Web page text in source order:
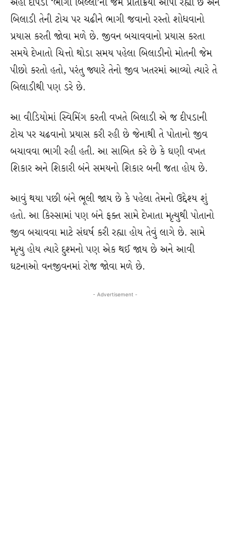
અહીં દીપડો ‘ભીગી બિલ્લી’ની જેમ પ્રતિક્રિયા આપી રહ્યો છે અને
બિલાડી તેની ટોચ પર ચઢીને ભાગી જવાનો રસ્તો શોધવાનો
પ્રયાસ કરતી જોવા મળે છે. જીવન બચાવવાનો પ્રયાસ કરતા
સમયે દેખાતો ચિત્તો થોડા સમય પહેલા બિલાડીનો મોતની જેમ
પીછો કરતો હતો, પરંતુ જ્યારે તેનો જીવ ખતરમાં આવ્યો ત્યારે તે
બિલાડીથી પણ ડરે છે.
આ વીડિયોમાં સ્વિમિંગ કરતી વખતે બિલાડી એ જ દીપડાની
ટોચ પર ચઢવાનો પ્રયાસ કરી રહી છે જેનાથી તે પોતાનો જીવ
બચાવવા ભાગી રહી હતી. આ સાબિત કરે છે કે ઘણી વખત
શિકાર અને શિકારી બંને સમયનો શિકાર બની જતા હોય છે.
આવું થયા પછી બંને ભૂલી જાય છે કે પહેલા તેમનો ઉદ્દેશ્ય શું
હતો. આ કિસ્સામાં પણ બંને ફક્ત સામે દેખાતા મૃત્યુથી પોતાનો
જીવ બચાવવા માટે સંઘર્ષ કરી રહ્યા હોય તેવું લાગે છે. સામે
મૃત્યુ હોય ત્યારે દુશ્મનો પણ એક થઈ જાય છે અને આવી
ઘટનાઓ વનજીવનમાં રોજ જોવા મળે છે.
- Advertisement -